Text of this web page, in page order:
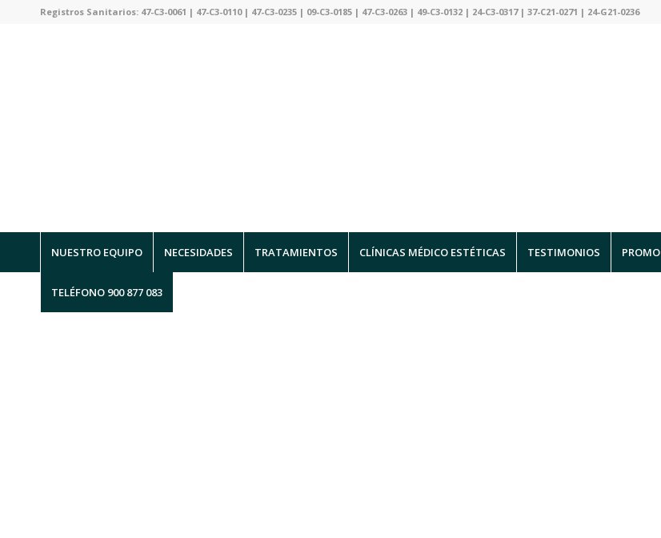
Registros Sanitarios: 47-C3-0061 | 47-C3-0110 | 47-C3-0235 | 09-C3-0185 | 47-C3-0263 | 49-C3-0132 | 24-C3-0317 | 37-C21-0271 | 24-G21-0236
NUESTRO EQUIPO NECESIDADES TRATAMIENTOS CLÍNICAS MÉDICO ESTÉTICAS TESTIMONIOS
TELÉFONO 900 877 083